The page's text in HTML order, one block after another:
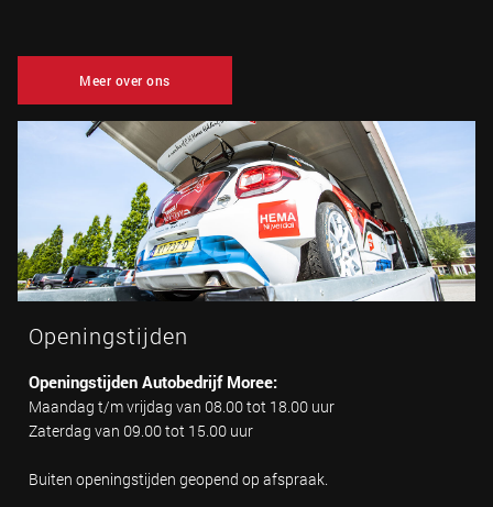
Meer over ons
Openingstijden
Openingstijden Autobedrijf Moree:
Maandag t/m vrijdag van 08.00 tot 18.00 uur
Zaterdag van 09.00 tot 15.00 uur
Buiten openingstijden geopend op afspraak.